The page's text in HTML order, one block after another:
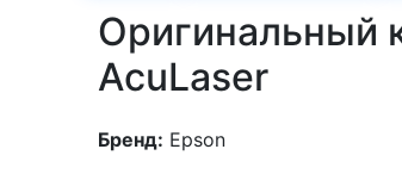
Оригинальный
AcuLaser
Бренд: Epson